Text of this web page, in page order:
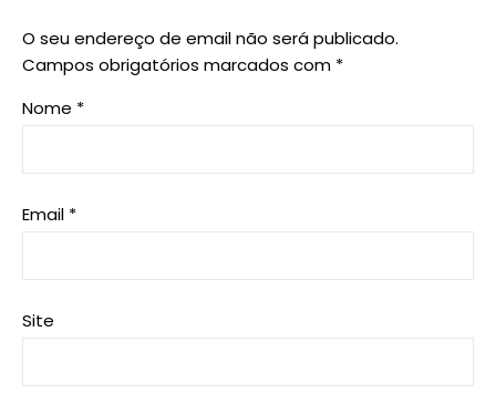
O seu endereço de email não será publicado.
Campos obrigatórios marcados com *
Nome *
Email *
Site